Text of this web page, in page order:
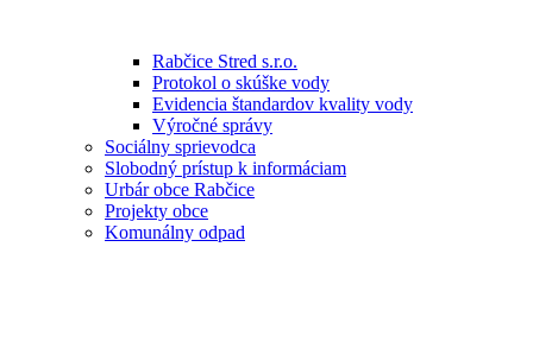
Rabčice Stred s.r.o.
Protokol o skúške vody
Evidencia štandardov kvality vody
Výročné správy
Sociálny sprievodca
Slobodný prístup k informáciam
Urbár obce Rabčice
Projekty obce
Komunálny odpad